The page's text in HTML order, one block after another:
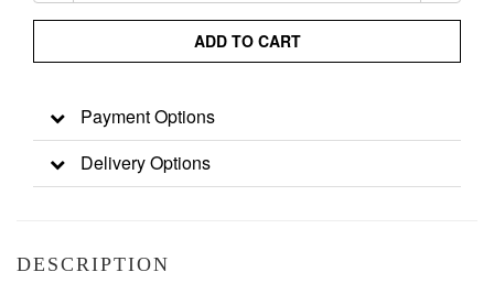
ADD TO CART
Payment Options
Delivery Options
DESCRIPTION